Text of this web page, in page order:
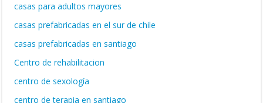
casas para adultos mayores
casas prefabricadas en el sur de chile
casas prefabricadas en santiago
Centro de rehabilitacion
centro de sexología
centro de terapia en santiago